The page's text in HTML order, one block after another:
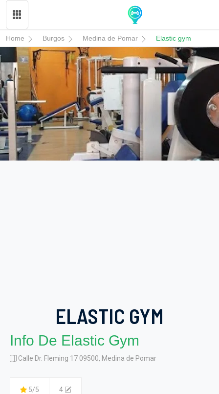
Home Burgos Medina de Pomar Elastic gym
ELASTIC GYM
Info De Elastic Gym
Calle Dr. Fleming 17 09500, Medina de Pomar
5/5 4